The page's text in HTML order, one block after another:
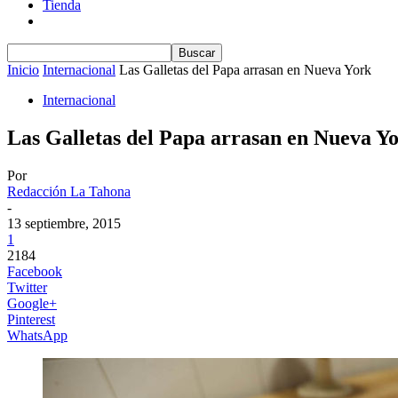
Tienda
Inicio Internacional Las Galletas del Papa arrasan en Nueva York
Internacional
Las Galletas del Papa arrasan en Nueva
Por
Redacción La Tahona
-
13 septiembre, 2015
1
2184
Facebook
Twitter
Google+
Pinterest
WhatsApp